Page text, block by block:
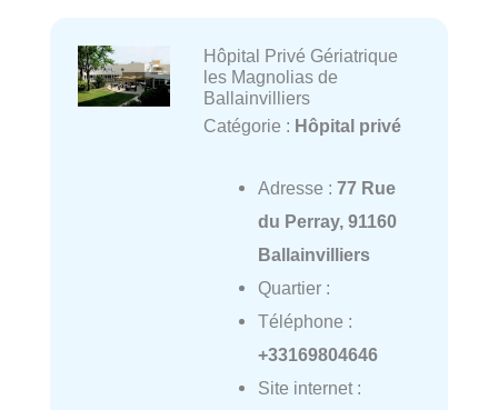
Hôpital Privé Gériatrique
les Magnolias de
Ballainvilliers
Catégorie : Hôpital privé
Adresse : 77 Rue
du Perray, 91160
Ballainvilliers
Quartier :
Téléphone :
+33169804646
Site internet :